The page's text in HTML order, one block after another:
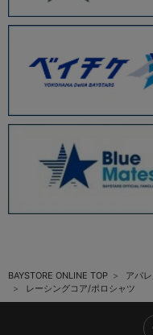
BAYSTORE ONLINE TOP アパ
レーシングコア/ポロシャツ